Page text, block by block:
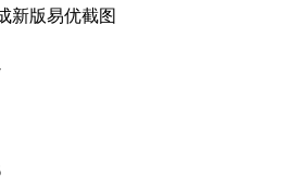
新版易优截图